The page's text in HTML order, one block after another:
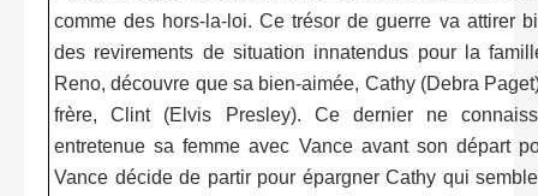
comme des hors-la-loi. Ce trésor de guerre va attirer
des revirements de situation innatendus pour la
Reno, découvre que sa bien-aimée, Cathy (Debra
frère, Clint (Elvis Presley). Ce dernier ne
entretenue sa femme avec Vance avant son départ
Vance décide de partir pour épargner Cathy qui